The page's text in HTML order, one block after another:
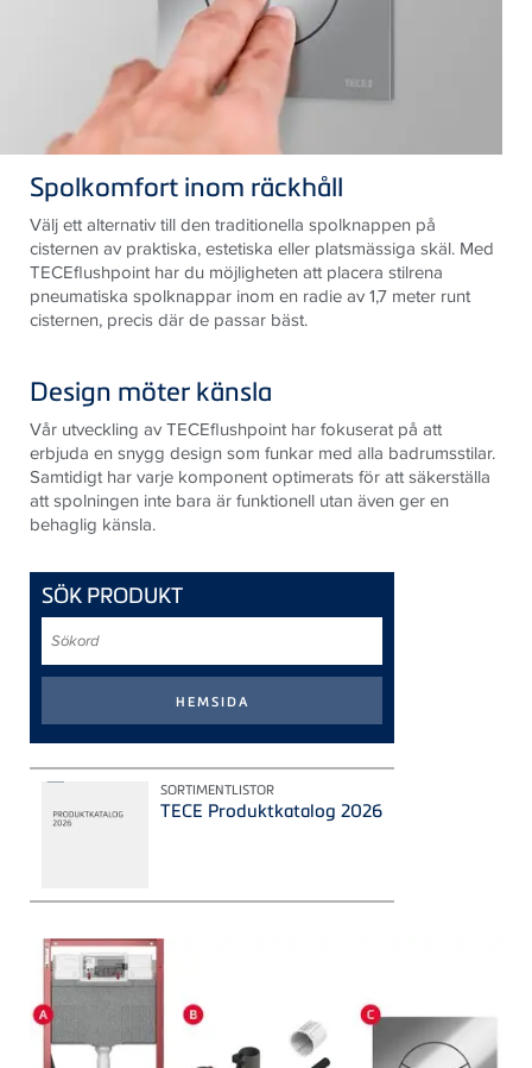
Spolkomfort inom räckhåll
Välj ett alternativ till den traditionella spolknappen på
cisternen av praktiska, estetiska eller platsmässiga skäl. Med
TECEflushpoint har du möjligheten att placera stilrena
pneumatiska spolknappar inom en radie av 1,7 meter runt
cisternen, precis där de passar bäst.
Design möter känsla
Vår utveckling av TECEflushpoint har fokuserat på att
erbjuda en snygg design som funkar med alla badrumsstilar.
Samtidigt har varje komponent optimerats för att säkerställa
att spolningen inte bara är funktionell utan även ger en
behaglig känsla.
SÖK PRODUKT
SORTIMENTLISTOR
TECE Produktkatalog 2026